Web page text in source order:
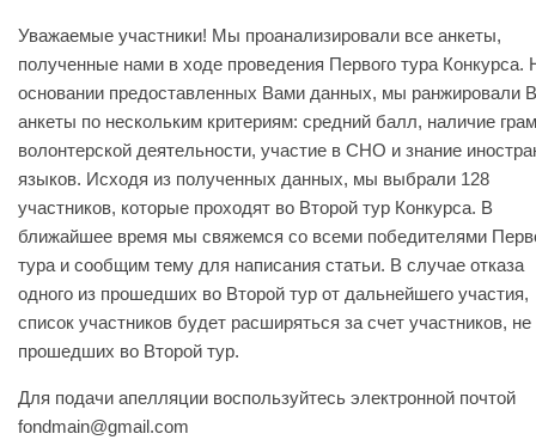
Уважаемые участники! Мы проанализировали все анкеты,
полученные нами в ходе проведения Первого тура Конкурса.
основании предоставленных Вами данных, мы ранжировали
анкеты по нескольким критериям: средний балл, наличие
волонтерской деятельности, участие в СНО и знание
языков. Исходя из полученных данных, мы выбрали 128
участников, которые проходят во Второй тур Конкурса. В
ближайшее время мы свяжемся со всеми победителями
тура и сообщим тему для написания статьи. В случае отказа
одного из прошедших во Второй тур от дальнейшего участия,
список участников будет расширяться за счет участников, не
прошедших во Второй тур.
Для подачи апелляции воспользуйтесь электронной почтой
fondmain@gmail.com